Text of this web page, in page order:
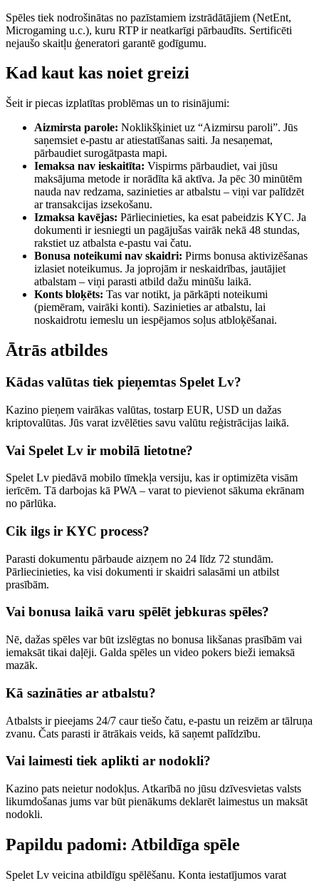
Spēles tiek nodrošinātas no pazīstamiem izstrādātājiem (NetEnt,
Microgaming u.c.), kuru RTP ir neatkarīgi pārbaudīts. Sertificēti
nejaušo skaitļu ģeneratori garantē godīgumu.
Kad kaut kas noiet greizi
Šeit ir piecas izplatītas problēmas un to risinājumi:
Aizmirsta parole: Noklikšķiniet uz “Aizmirsu paroli”. Jūs
saņemsiet e-pastu ar atiestatīšanas saiti. Ja nesaņemat,
pārbaudiet surogātpasta mapi.
Iemaksa nav ieskaitīta: Vispirms pārbaudiet, vai jūsu
maksājuma metode ir norādīta kā aktīva. Ja pēc 30 minūtēm
nauda nav redzama, sazinieties ar atbalstu – viņi var palīdzēt
ar transakcijas izsekošanu.
Izmaksa kavējas: Pārliecinieties, ka esat pabeidzis KYC. Ja
dokumenti ir iesniegti un pagājušas vairāk nekā 48 stundas,
rakstiet uz atbalsta e-pastu vai čatu.
Bonusa noteikumi nav skaidri: Pirms bonusa aktivizēšanas
izlasiet noteikumus. Ja joprojām ir neskaidrības, jautājiet
atbalstam – viņi parasti atbild dažu minūšu laikā.
Konts bloķēts: Tas var notikt, ja pārkāpti noteikumi
(piemēram, vairāki konti). Sazinieties ar atbalstu, lai
noskaidrotu iemeslu un iespējamos soļus atbloķēšanai.
Ātrās atbildes
Kādas valūtas tiek pieņemtas Spelet Lv?
Kazino pieņem vairākas valūtas, tostarp EUR, USD un dažas
kriptovalūtas. Jūs varat izvēlēties savu valūtu reģistrācijas laikā.
Vai Spelet Lv ir mobilā lietotne?
Spelet Lv piedāvā mobilo tīmekļa versiju, kas ir optimizēta visām
ierīcēm. Tā darbojas kā PWA – varat to pievienot sākuma ekrānam
no pārlūka.
Cik ilgs ir KYC process?
Parasti dokumentu pārbaude aizņem no 24 līdz 72 stundām.
Pārliecinieties, ka visi dokumenti ir skaidri salasāmi un atbilst
prasībām.
Vai bonusa laikā varu spēlēt jebkuras spēles?
Nē, dažas spēles var būt izslēgtas no bonusa likšanas prasībām vai
iemaksāt tikai daļēji. Galda spēles un video pokers bieži iemaksā
mazāk.
Kā sazināties ar atbalstu?
Atbalsts ir pieejams 24/7 caur tiešo čatu, e-pastu un reizēm ar tālruņa
zvanu. Čats parasti ir ātrākais veids, kā saņemt palīdzību.
Vai laimesti tiek aplikti ar nodokli?
Kazino pats neietur nodokļus. Atkarībā no jūsu dzīvesvietas valsts
likumdošanas jums var būt pienākums deklarēt laimestus un maksāt
nodokli.
Papildu padomi: Atbildīga spēle
Spelet Lv veicina atbildīgu spēlēšanu. Konta iestatījumos varat